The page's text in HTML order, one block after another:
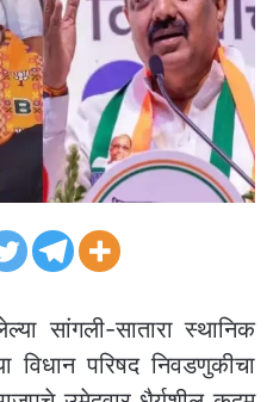
सांगली-सातारा स्थानिक
विधान परिषद निवडणुकीचा